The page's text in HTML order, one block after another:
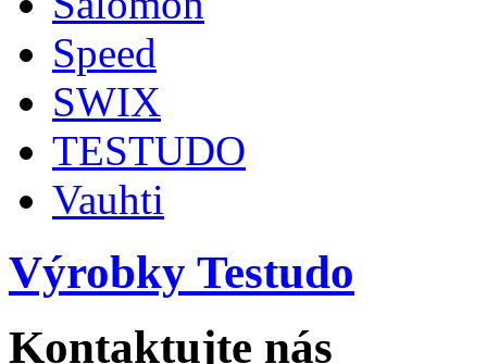
Speed
SWIX
TESTUDO
Vauhti
Výrobky Testudo
Kontaktujte nás